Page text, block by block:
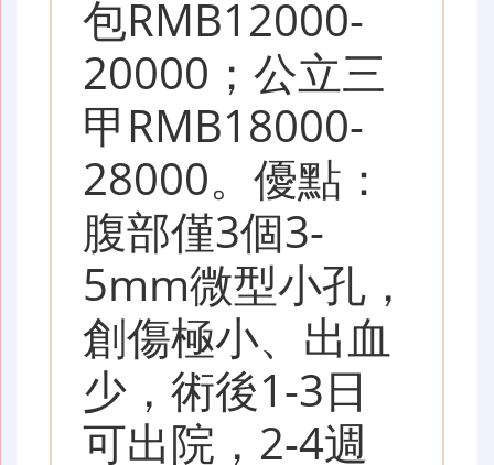
包RMB12000-
20000；公立三
甲RMB18000-
28000。優點：
腹部僅3個3-
5mm微型小孔，
創傷極小、出血
少，術後1-3日
可出院，2-4週